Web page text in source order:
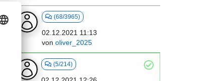
(68/3965)
02.12.2021 11:13
von oliver_2025
(5/214)